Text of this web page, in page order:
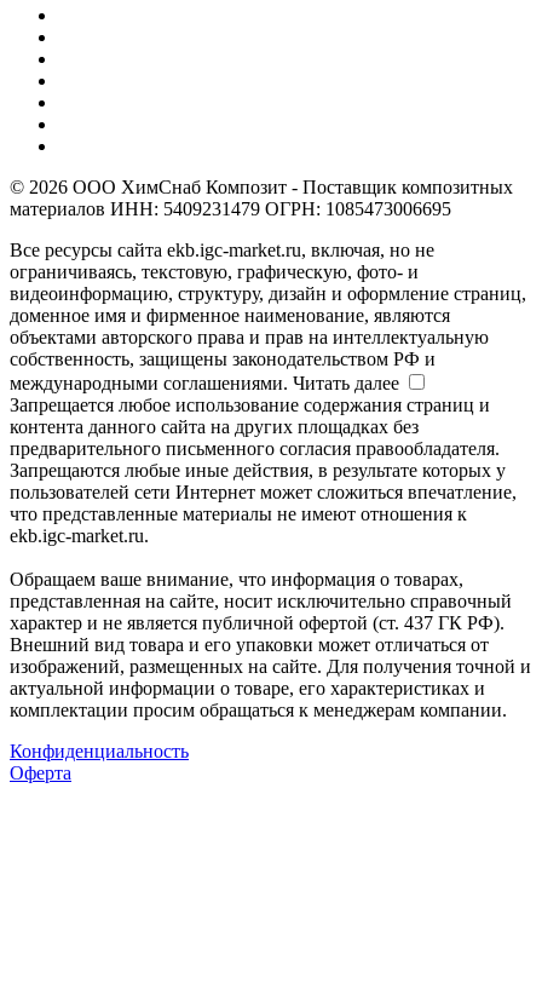
© 2026 ООО ХимСнаб Композит - Поставщик композитных
материалов ИНН: 5409231479 ОГРН: 1085473006695
Все ресурсы сайта ekb.igc-market.ru, включая, но не
ограничиваясь, текстовую, графическую, фото- и
видеоинформацию, структуру, дизайн и оформление страниц,
доменное имя и фирменное наименование, являются
объектами авторского права и прав на интеллектуальную
собственность, защищены законодательством РФ и
международными соглашениями. Читать далее
Запрещается любое использование содержания страниц и
контента данного сайта на других площадках без
предварительного письменного согласия правообладателя.
Запрещаются любые иные действия, в результате которых у
пользователей сети Интернет может сложиться впечатление,
что представленные материалы не имеют отношения к
ekb.igc-market.ru.
Обращаем ваше внимание, что информация о товарах,
представленная на сайте, носит исключительно справочный
характер и не является публичной офертой (ст. 437 ГК РФ).
Внешний вид товара и его упаковки может отличаться от
изображений, размещенных на сайте. Для получения точной и
актуальной информации о товаре, его характеристиках и
комплектации просим обращаться к менеджерам компании.
Конфиденциальность
Оферта